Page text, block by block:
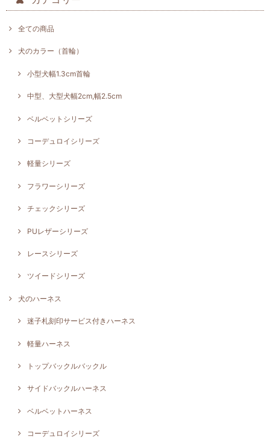
全ての商品
犬のカラー（首輪）
小型犬幅1.3cm首輪
中型、大型犬幅2cm,幅2.5cm
ベルベットシリーズ
コーデュロイシリーズ
軽量シリーズ
フラワーシリーズ
チェックシリーズ
PUレザーシリーズ
レースシリーズ
ツイードシリーズ
犬のハーネス
迷子札刻印サービス付きハーネス
軽量ハーネス
トップバックルバックル
サイドバックルハーネス
ベルベットハーネス
コーデュロイシリーズ